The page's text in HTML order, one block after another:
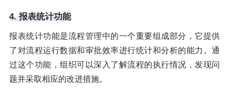
4. 报表统计功能
报表统计功能是流程管理中的一个重要组成部分，它提供
了对流程运行数据和审批效率进行统计和分析的能力。通
过这个功能，组织可以深入了解流程的执行情况，发现问
题并采取相应的改进措施。